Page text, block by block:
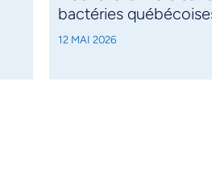
bactéries
12 MAI 2026